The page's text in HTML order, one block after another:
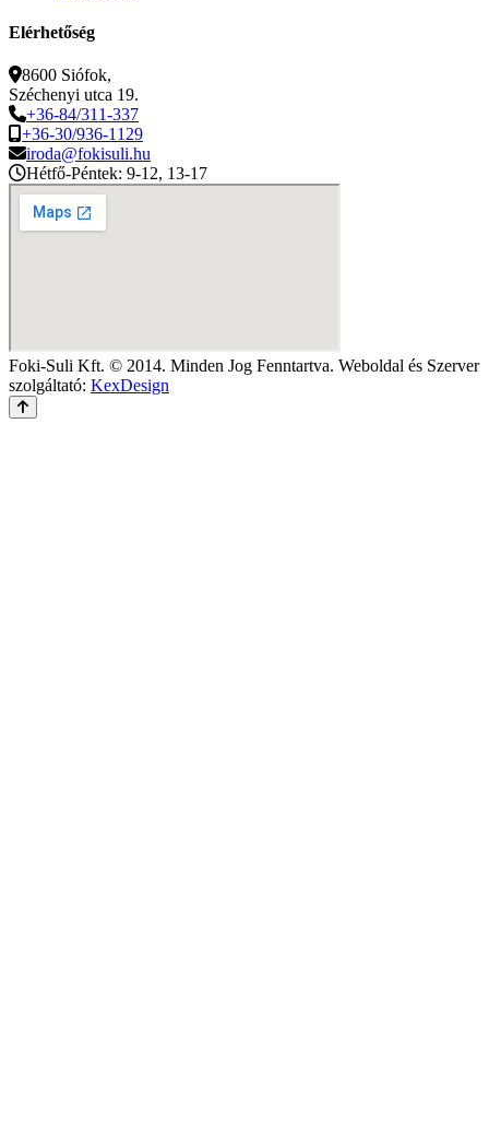
Elérhetőség
8600 Siófok,
Széchenyi utca 19.
+36-84/311-337
+36-30/936-1129
iroda@fokisuli.hu
Hétfő-Péntek: 9-12, 13-17
Foki-Suli Kft. © 2014. Minden Jog Fenntartva. Weboldal és Szerver
szolgáltató: KexDesign